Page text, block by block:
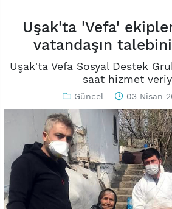
Uşak'ta 'Vefa'
vatandaşın talebini
Uşak'ta Vefa Sosyal Destek
saat hizmet
Güncel 03 Nisan